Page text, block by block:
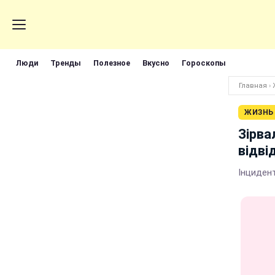
Люди Тренды Полезное Вкусно Гороскопы
Главная ›
ЖИЗНЬ